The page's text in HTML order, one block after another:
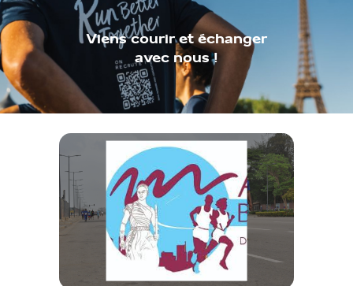
Viens courir et échanger
avec nous !